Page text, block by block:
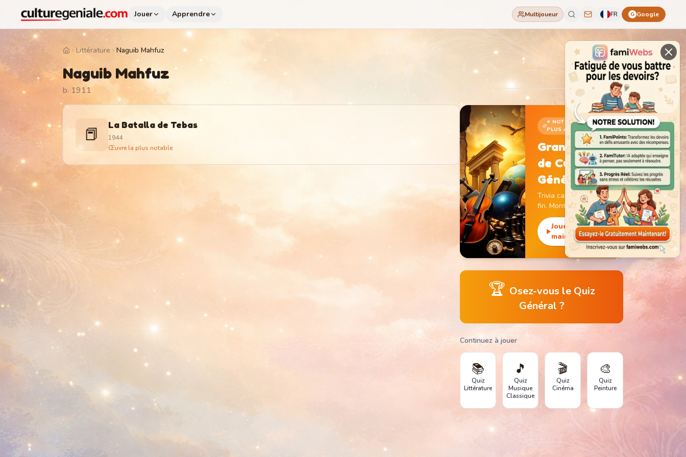
Jouer Apprendre Multijoueur FR G Google
HomeLittérature Naguib Mahfuz
Naguib Mahfuz
b. 1911
📕 La Batalla de Tebas
1944
Œuvre la plus notable
⭐ NOTRE JEU LE
PLUS ADDICTIF
Grand Jeu
de Culture
Générale
Trivia captivant sans
fin. Monte de niveau,
gagne des pièces et
débloque des
monuments
emblématiques.
Jouer
maintenant
🏆 Osez-vous le Quiz
Général ?
Continuez à jouer
📚
Quiz
Littérature
🎵
Quiz
Musique
Classique
🎬
Quiz
Cinéma
🎨
Quiz
Peinture